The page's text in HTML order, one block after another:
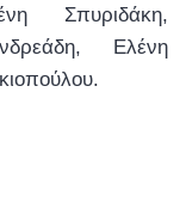
Σπυριδάκη,
Ελένη